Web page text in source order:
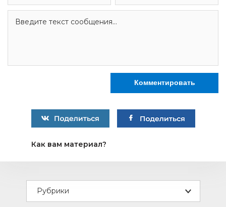
Как вам материал?
Рубрики